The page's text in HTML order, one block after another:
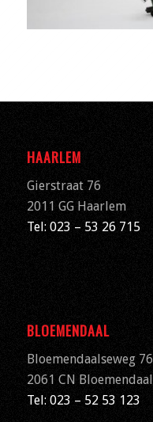
HAARLEM
Gierstraat 76
2011 GG Haarlem
Tel: 023 – 53 26 715
BLOEMENDAAL
Bloemendaalseweg 76
2061 CN Bloemendaal
Tel: 023 – 52 53 123